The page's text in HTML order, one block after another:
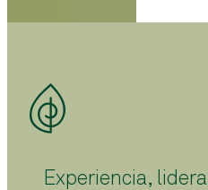
Experiencia,